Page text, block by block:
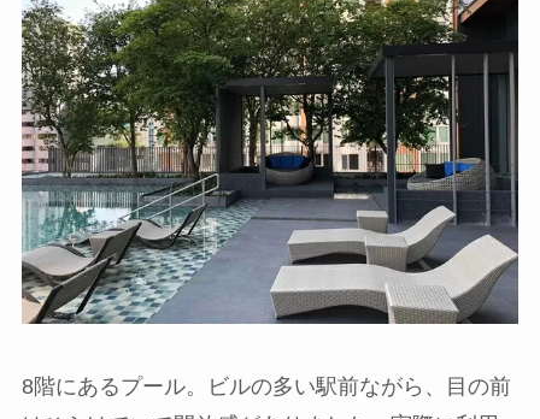
8階にあるプール。ビルの多い駅前ながら、目の前